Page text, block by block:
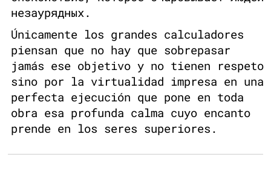
незаурядных.
Únicamente los grandes calculadores
piensan que no hay que sobrepasar
jamás ese objetivo y no tienen respeto
sino por la virtualidad impresa en una
perfecta ejecución que pone en toda
obra esa profunda calma cuyo encanto
prende en los seres superiores.